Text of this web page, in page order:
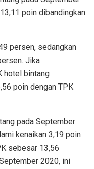
poin dibandingkan
persen, sedangkan
Jika
hotel bintang
poin dengan TPK
pada September
kenaikan 3,19 poin
sebesar 13,56
2020, ini